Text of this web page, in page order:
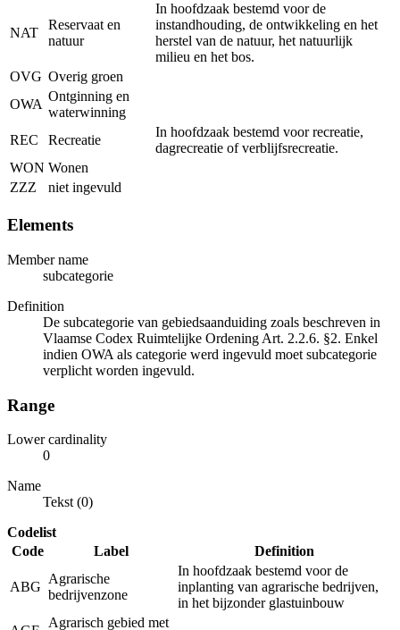
NAT
Reservaat en
natuur
In hoofdzaak bestemd voor de
instandhouding, de ontwikkeling en het
herstel van de natuur, het natuurlijk
milieu en het bos.
OVG Overig groen
OWA
Ontginning en
waterwinning
REC
Recreatie
In hoofdzaak bestemd voor recreatie,
dagrecreatie of verblijfsrecreatie.
WON Wonen
ZZZ
niet ingevuld
Elements
Member name
subcategorie
Definition
De subcategorie van gebiedsaanduiding zoals beschreven in
Vlaamse Codex Ruimtelijke Ordening Art. 2.2.6. §2. Enkel
indien OWA als categorie werd ingevuld moet subcategorie
verplicht worden ingevuld.
Range
Lower cardinality
0
Name
Tekst (0)
Codelist
Code
Label Definition
ABG
Agrarische
bedrijvenzone
In hoofdzaak bestemd voor de
inplanting van agrarische bedrijven,
in het bijzonder glastuinbouw
Agrarisch gebied met